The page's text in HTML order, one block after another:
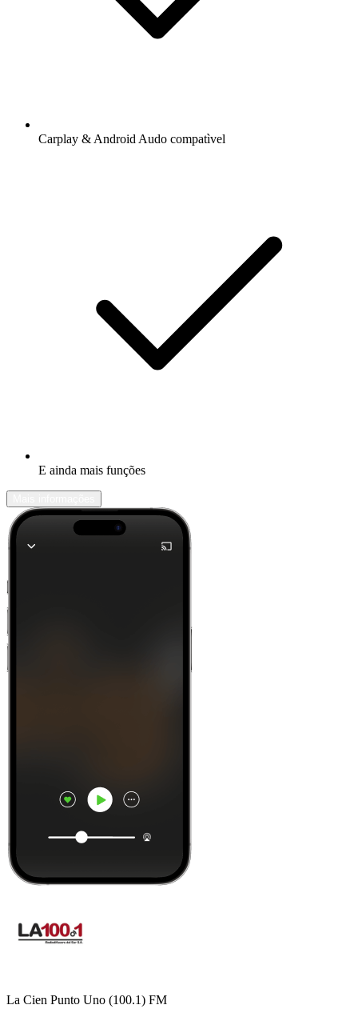
Carplay & Android Audo compatìvel
E ainda mais funções
La Cien Punto Uno (100.1) FM